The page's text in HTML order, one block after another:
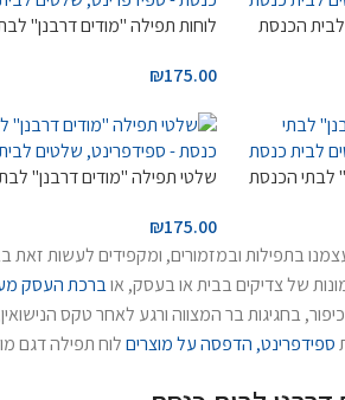
לבית הכנסת
לוחות תפילה "מודים דרבנן"
₪175.00
לבתי הכנסת
שלטי תפילה "מודים דרבנן"
₪175.00
בתפילות ובמזמורים, ומקפידים לעשות
של צדיקים בבית או בעסק, אוברכת העסק
כיפור, בחגיגות בר המצווה ורגע לאחר טקס
ספידפרינט, הדפסה על מוצריםלוח תפילה דגם